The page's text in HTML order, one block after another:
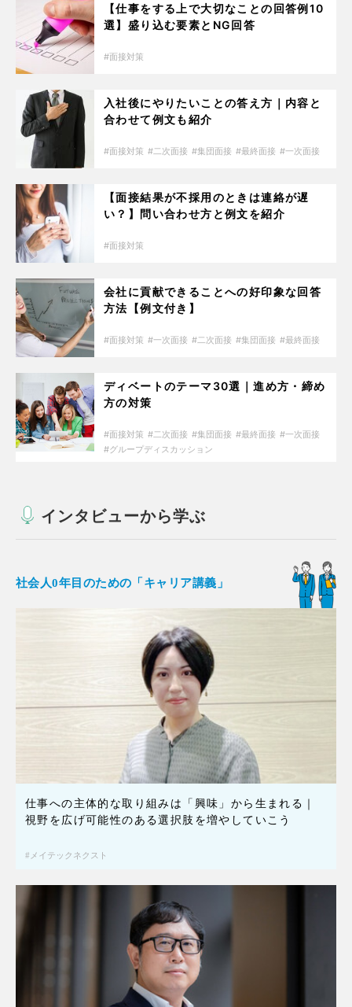
【仕事をする上で大切なことの回答例10
選】盛り込む要素とNG回答
面接対策
入社後にやりたいことの答え方｜内容と
合わせて例文も紹介
面接対策 二次面接 集団面接 最終面接 一次面接
【面接結果が不採用のときは連絡が遅
い？】問い合わせ方と例文を紹介
面接対策
会社に貢献できることへの好印象な回答
方法【例文付き】
面接対策 一次面接 二次面接 集団面接 最終面接
ディベートのテーマ30選｜進め方・締め
方の対策
面接対策 二次面接 集団面接 最終面接
一次面接
グループディスカッション
インタビューから学ぶ
社会人0年目のための「キャリア講義」
仕事への主体的な取り組みは「興味」から生まれる｜
視野を広げ可能性のある選択肢を増やしていこう
メイテックネクスト